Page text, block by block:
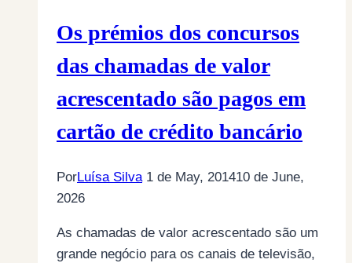
Os prémios dos concursos
das chamadas de valor
acrescentado são pagos em
cartão de crédito bancário
PorLuísa Silva 1 de May, 201410 de June,
2026
As chamadas de valor acrescentado são um
grande negócio para os canais de televisão,